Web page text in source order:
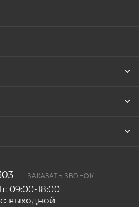
ЗАКАЗАТЬ ЗВОНОК
09:00-18:00
выходной